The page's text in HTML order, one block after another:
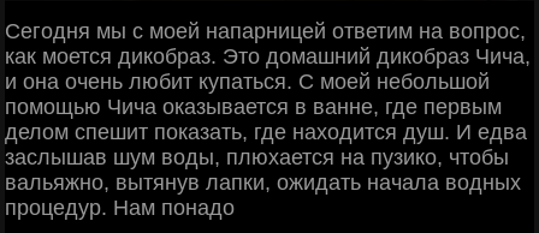
Сегодня мы с моей напарницей ответим на вопрос,
как моется дикобраз. Это домашний дикобраз Чича,
и она очень любит купаться. С моей небольшой
помощью Чича оказывается в ванне, где первым
делом спешит показать, где находится душ. И едва
заслышав шум воды, плюхается на пузико, чтобы
вальяжно, вытянув лапки, ожидать начала водных
процедур. Нам понадо